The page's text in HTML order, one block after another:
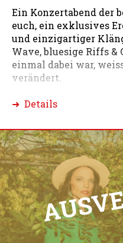
Ein Konzertabend der
euch, ein exklusives
und einzigartiger
Wave, bluesige Riffs &
einmal dabei war,
verändert.
➜ Details